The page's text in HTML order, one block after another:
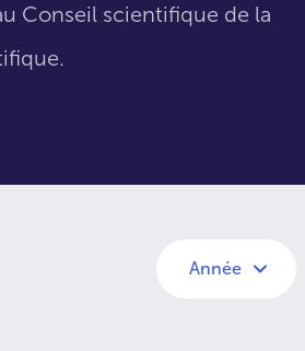
Conseil scientifique de la
Année